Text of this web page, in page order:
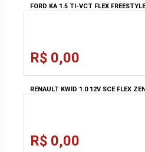
FORD KA 1.5 TI-VCT FLEX
R$ 0,00
RENAULT KWID 1.0 12V SCE FLEX
R$ 0,00